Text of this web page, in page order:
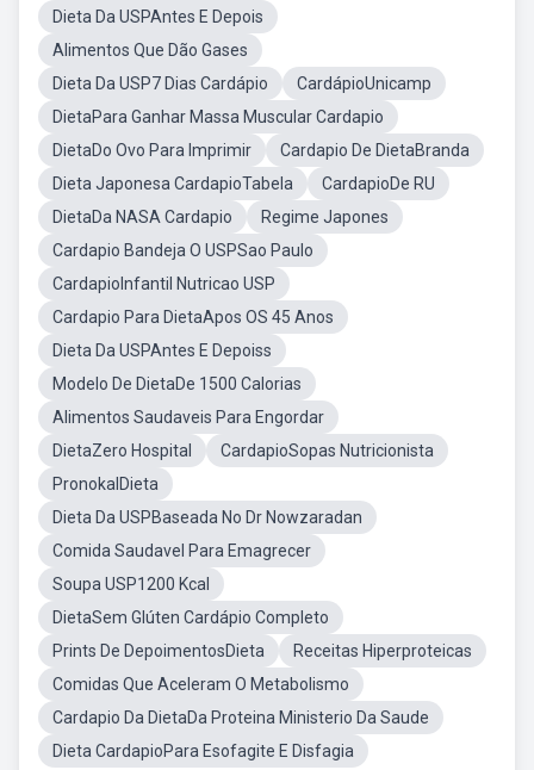
Dieta Da USPAntes E Depois
Alimentos Que Dão Gases
Dieta Da USP7 Dias Cardápio
CardápioUnicamp
DietaPara Ganhar Massa Muscular Cardapio
DietaDo Ovo Para Imprimir
Cardapio De DietaBranda
Dieta Japonesa CardapioTabela
CardapioDe RU
DietaDa NASA Cardapio
Regime Japones
Cardapio Bandeja O USPSao Paulo
CardapioInfantil Nutricao USP
Cardapio Para DietaApos OS 45 Anos
Dieta Da USPAntes E Depoiss
Modelo De DietaDe 1500 Calorias
Alimentos Saudaveis Para Engordar
DietaZero Hospital
CardapioSopas Nutricionista
PronokalDieta
Dieta Da USPBaseada No Dr Nowzaradan
Comida Saudavel Para Emagrecer
Soupa USP1200 Kcal
DietaSem Glúten Cardápio Completo
Prints De DepoimentosDieta
Receitas Hiperproteicas
Comidas Que Aceleram O Metabolismo
Cardapio Da DietaDa Proteina Ministerio Da Saude
Dieta CardapioPara Esofagite E Disfagia